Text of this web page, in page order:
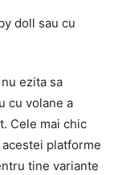
ezita sa
cu volane a
Cele mai chic
platforme
tine variante